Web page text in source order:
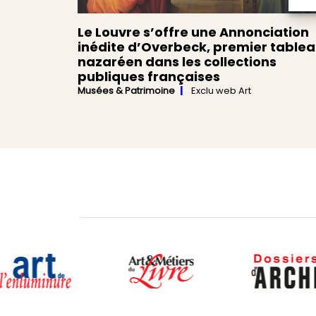
Le Louvre s’offre une Annonciation
inédite d’Overbeck, premier
nazaréen dans les collections
publiques françaises
Musées & Patrimoine Exclu web Art